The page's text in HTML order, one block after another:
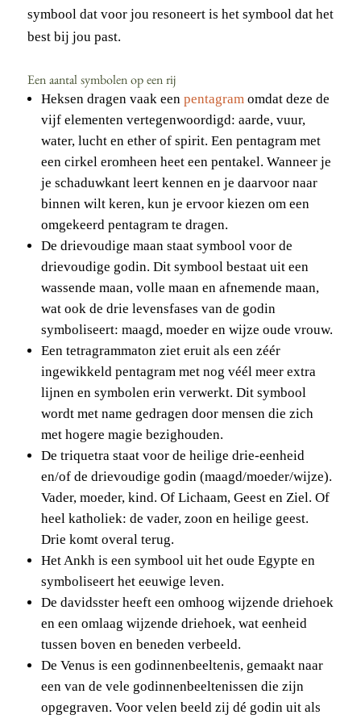
symbool dat voor jou resoneert is het symbool dat het
best bij jou past.
Een aantal symbolen op een rij
Heksen dragen vaak een pentagram omdat deze de
vijf elementen vertegenwoordigd: aarde, vuur,
water, lucht en ether of spirit. Een pentagram met
een cirkel eromheen heet een pentakel. Wanneer je
je schaduwkant leert kennen en je daarvoor naar
binnen wilt keren, kun je ervoor kiezen om een
omgekeerd pentagram te dragen.
De drievoudige maan staat symbool voor de
drievoudige godin. Dit symbool bestaat uit een
wassende maan, volle maan en afnemende maan,
wat ook de drie levensfases van de godin
symboliseert: maagd, moeder en wijze oude vrouw.
Een tetragrammaton ziet eruit als een zéér
ingewikkeld pentagram met nog véél meer extra
lijnen en symbolen erin verwerkt. Dit symbool
wordt met name gedragen door mensen die zich
met hogere magie bezighouden.
De triquetra staat voor de heilige drie-eenheid
en/of de drievoudige godin (maagd/moeder/wijze).
Vader, moeder, kind. Of Lichaam, Geest en Ziel. Of
heel katholiek: de vader, zoon en heilige geest.
Drie komt overal terug.
Het Ankh is een symbool uit het oude Egypte en
symboliseert het eeuwige leven.
De davidsster heeft een omhoog wijzende driehoek
en een omlaag wijzende driehoek, wat eenheid
tussen boven en beneden verbeeld.
De Venus is een godinnenbeeltenis, gemaakt naar
een van de vele godinnenbeeltenissen die zijn
opgegraven. Voor velen beeld zij dé godin uit als